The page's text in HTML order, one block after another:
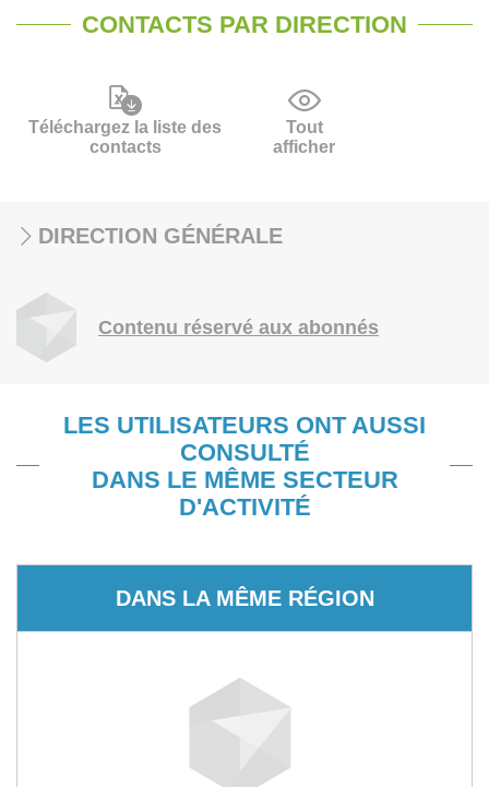
CONTACTS PAR DIRECTION
Téléchargez la liste des
contacts
Tout
afficher
DIRECTION GÉNÉRALE
Contenu réservé aux abonnés
LES UTILISATEURS ONT AUSSI
CONSULTÉ
DANS LE MÊME SECTEUR
D'ACTIVITÉ
DANS LA MÊME RÉGION